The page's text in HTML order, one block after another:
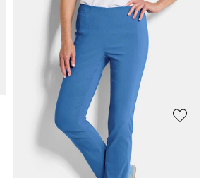
GOLDNER
Bengalinhose
LOUISAaus Super Stretch
79,95 €
30-Tage-Bestpreis**: 69,95 € (-14%)
GOLDNER